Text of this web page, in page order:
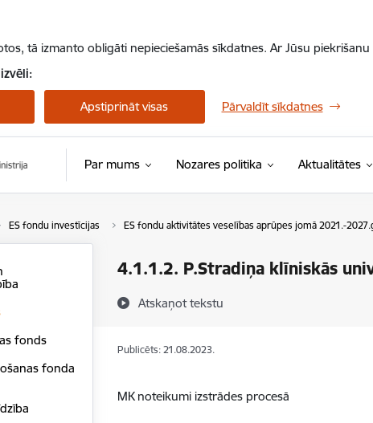
tā izmanto obligāti nepieciešamās sīkdatnes. Ar Jūsu
Apstiprināt visas Pārvaldīt sīkdatnes
Par mums Nozares politika Aktualitātes
ES fondu investīcijas ES fondu aktivitātes veselības aprūpes jomā 2021.-
4.1.1.2. P.Stradiņa klīniskās
Atskaņot tekstu
fonds
fonda
Publicēts: 21.08.2023.
MK noteikumi izstrādes procesā